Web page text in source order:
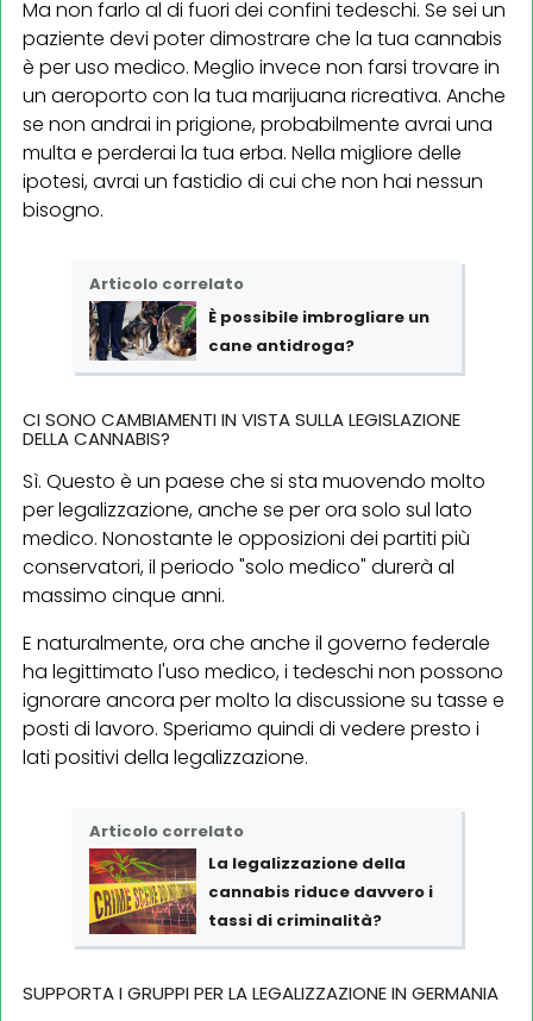
Ma non farlo al di fuori dei confini tedeschi. Se sei un
paziente devi poter dimostrare che la tua cannabis
è per uso medico. Meglio invece non farsi trovare in
un aeroporto con la tua marijuana ricreativa. Anche
se non andrai in prigione, probabilmente avrai una
multa e perderai la tua erba. Nella migliore delle
ipotesi, avrai un fastidio di cui che non hai nessun
bisogno.
Articolo correlato
È possibile imbrogliare un
cane antidroga?
CI SONO CAMBIAMENTI IN VISTA SULLA LEGISLAZIONE
DELLA CANNABIS?
Sì. Questo è un paese che si sta muovendo molto
per legalizzazione, anche se per ora solo sul lato
medico. Nonostante le opposizioni dei partiti più
conservatori, il periodo "solo medico" durerà al
massimo cinque anni.
E naturalmente, ora che anche il governo federale
ha legittimato l'uso medico, i tedeschi non possono
ignorare ancora per molto la discussione su tasse e
posti di lavoro. Speriamo quindi di vedere presto i
lati positivi della legalizzazione.
Articolo correlato
La legalizzazione della
cannabis riduce davvero i
tassi di criminalità?
SUPPORTA I GRUPPI PER LA LEGALIZZAZIONE IN GERMANIA